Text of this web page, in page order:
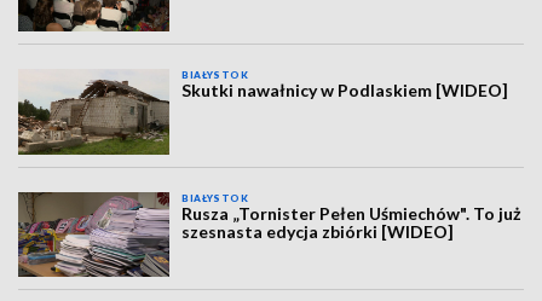
BIAŁYSTOK
Skutki nawałnicy w Podlaskiem [WIDEO]
BIAŁYSTOK
Rusza „Tornister Pełen Uśmiechów". To już
szesnasta edycja zbiórki [WIDEO]